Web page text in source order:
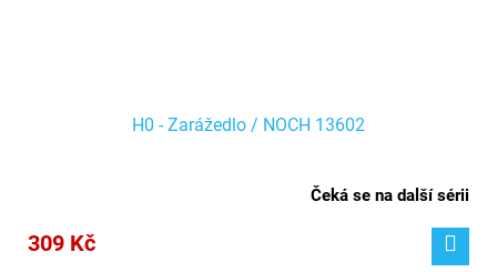
H0 - Zarážedlo / NOCH 13602
Čeká se na další sérii
309 Kč